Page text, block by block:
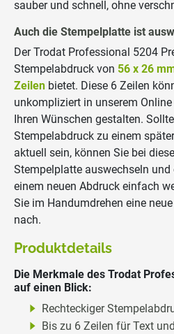
sauber und schnell, ohne
Auch die Stempelplatte ist
Der Trodat Professional 5204
Stempelabdruck von 56 x 26
Zeilen bietet. Diese 6 Zeilen
unkompliziert in unserem
Ihren Wünschen gestalten.
Stempelabdruck zu einem
aktuell sein, können Sie bei
Stempelplatte auswechseln
einem neuen Abdruck einfach
Sie im Handumdrehen eine
nach.
Produktdetails
Die Merkmale des Trodat
auf einen Blick:
Rechteckiger
Bis zu 6 Zeilen für Text